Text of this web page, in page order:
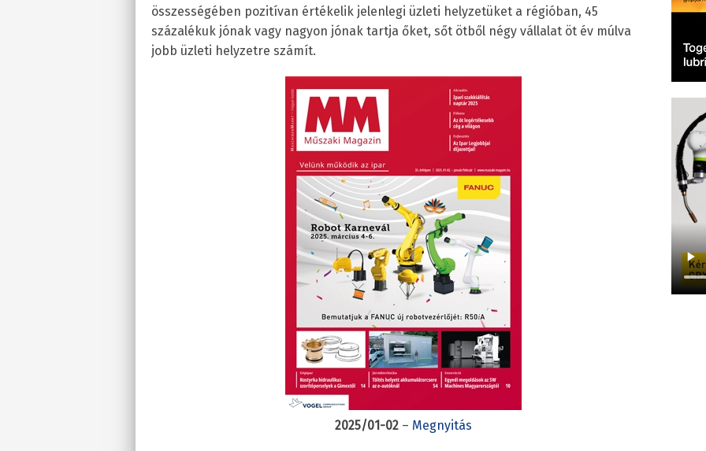
összességében pozitívan értékelik jelenlegi üzleti helyzetüket a régióban, 45
százalékuk jónak vagy nagyon jónak tartja őket, sőt ötből négy vállalat öt év múlva
jobb üzleti helyzetre számít.
2025/01-02 – Megnyitás